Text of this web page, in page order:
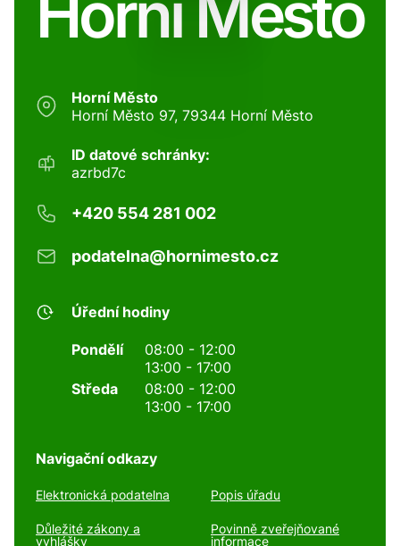
Horní Město
Horní Město 97, 79344 Horní Město
ID datové schránky:
azrbd7c
+420 554 281 002
podatelna@hornimesto.cz
Úřední hodiny
Pondělí
08:00 - 12:00
13:00 - 17:00
Středa
08:00 - 12:00
13:00 - 17:00
Navigační odkazy
Elektronická podatelna Popis úřadu
Důležité zákony a
vyhlášky
Povinně zveřejňované
informace